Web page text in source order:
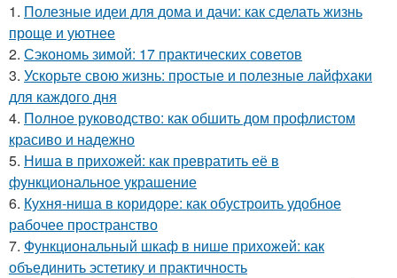
1. Полезные идеи для дома и дачи: как сделать жизнь
проще и уютнее
2. Сэкономь зимой: 17 практических советов
3. Ускорьте свою жизнь: простые и полезные лайфхаки
для каждого дня
4. Полное руководство: как обшить дом профлистом
красиво и надежно
5. Ниша в прихожей: как превратить её в
функциональное украшение
6. Кухня-ниша в коридоре: как обустроить удобное
рабочее пространство
7. Функциональный шкаф в нише прихожей: как
объединить эстетику и практичность